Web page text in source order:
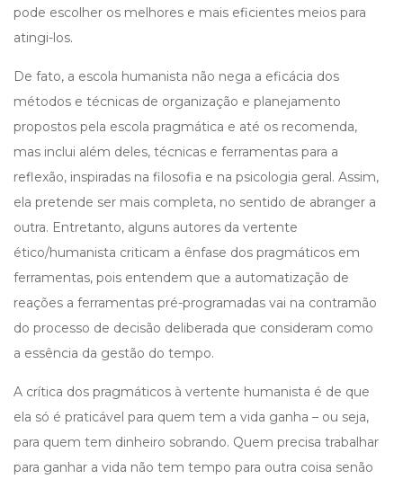
pode escolher os melhores e mais eficientes meios para
atingi-los.
De fato, a escola humanista não nega a eficácia dos
métodos e técnicas de organização e planejamento
propostos pela escola pragmática e até os recomenda,
mas inclui além deles, técnicas e ferramentas para a
reflexão, inspiradas na filosofia e na psicologia geral. Assim,
ela pretende ser mais completa, no sentido de abranger a
outra. Entretanto, alguns autores da vertente
ético/humanista criticam a ênfase dos pragmáticos em
ferramentas, pois entendem que a automatização de
reações a ferramentas pré-programadas vai na contramão
do processo de decisão deliberada que consideram como
a essência da gestão do tempo.
A crítica dos pragmáticos à vertente humanista é de que
ela só é praticável para quem tem a vida ganha – ou seja,
para quem tem dinheiro sobrando. Quem precisa trabalhar
para ganhar a vida não tem tempo para outra coisa senão